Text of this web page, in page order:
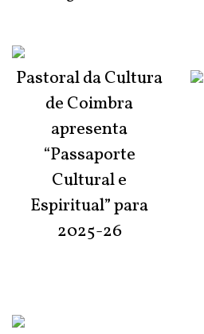
Pastoral da Cultura
de Coimbra
apresenta
“Passaporte
Cultural e
Espiritual” para
2025-26